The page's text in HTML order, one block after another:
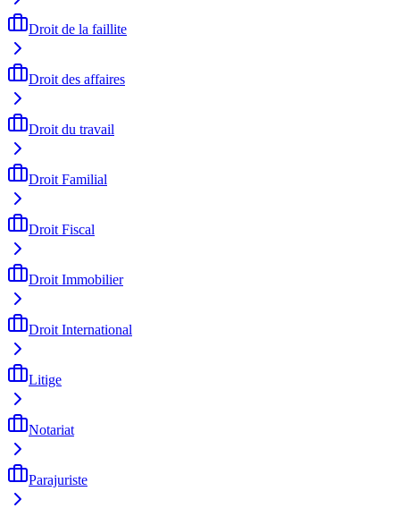
Droit de la faillite
Droit des affaires
Droit du travail
Droit Familial
Droit Fiscal
Droit Immobilier
Droit International
Litige
Notariat
Parajuriste